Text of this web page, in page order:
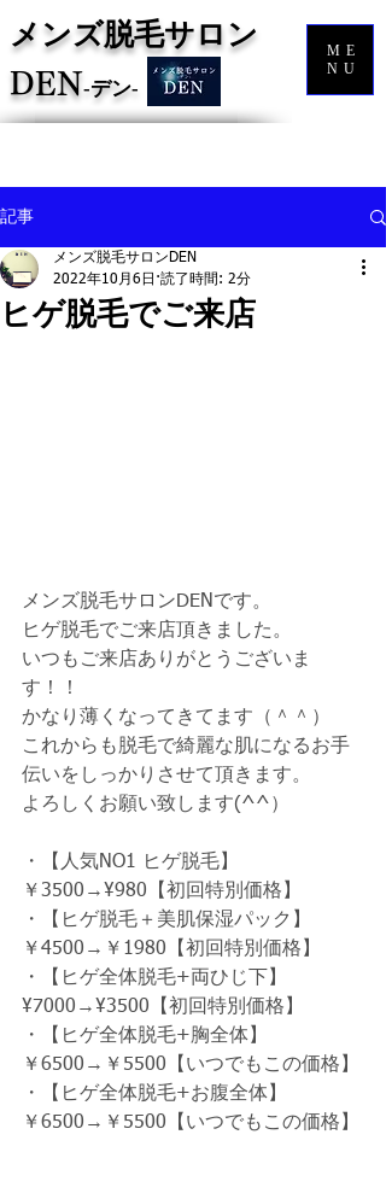
メンズ脱毛サロン
DEN‐デン‐
ME
NU
記事
ヒゲ脱毛でご来店
メンズ脱毛サロンDEN
2022年10月6日 読了時間: 2分
メンズ脱毛サロンDENです。
ヒゲ脱毛でご来店頂きました。
いつもご来店ありがとうございま
す！！
かなり薄くなってきてます（＾＾）
これからも脱毛で綺麗な肌になるお手
伝いをしっかりさせて頂きます。
よろしくお願い致します(^^）
・【人気NO1 ヒゲ脱毛】
￥3500→¥980【初回特別価格】
・【ヒゲ脱毛＋美肌保湿パック】
￥4500→￥1980【初回特別価格】
・【ヒゲ全体脱毛+両ひじ下】
¥7000→¥3500【初回特別価格】
・【ヒゲ全体脱毛+胸全体】
￥6500→￥5500【いつでもこの価格】
・【ヒゲ全体脱毛+お腹全体】
￥6500→￥5500【いつでもこの価格】